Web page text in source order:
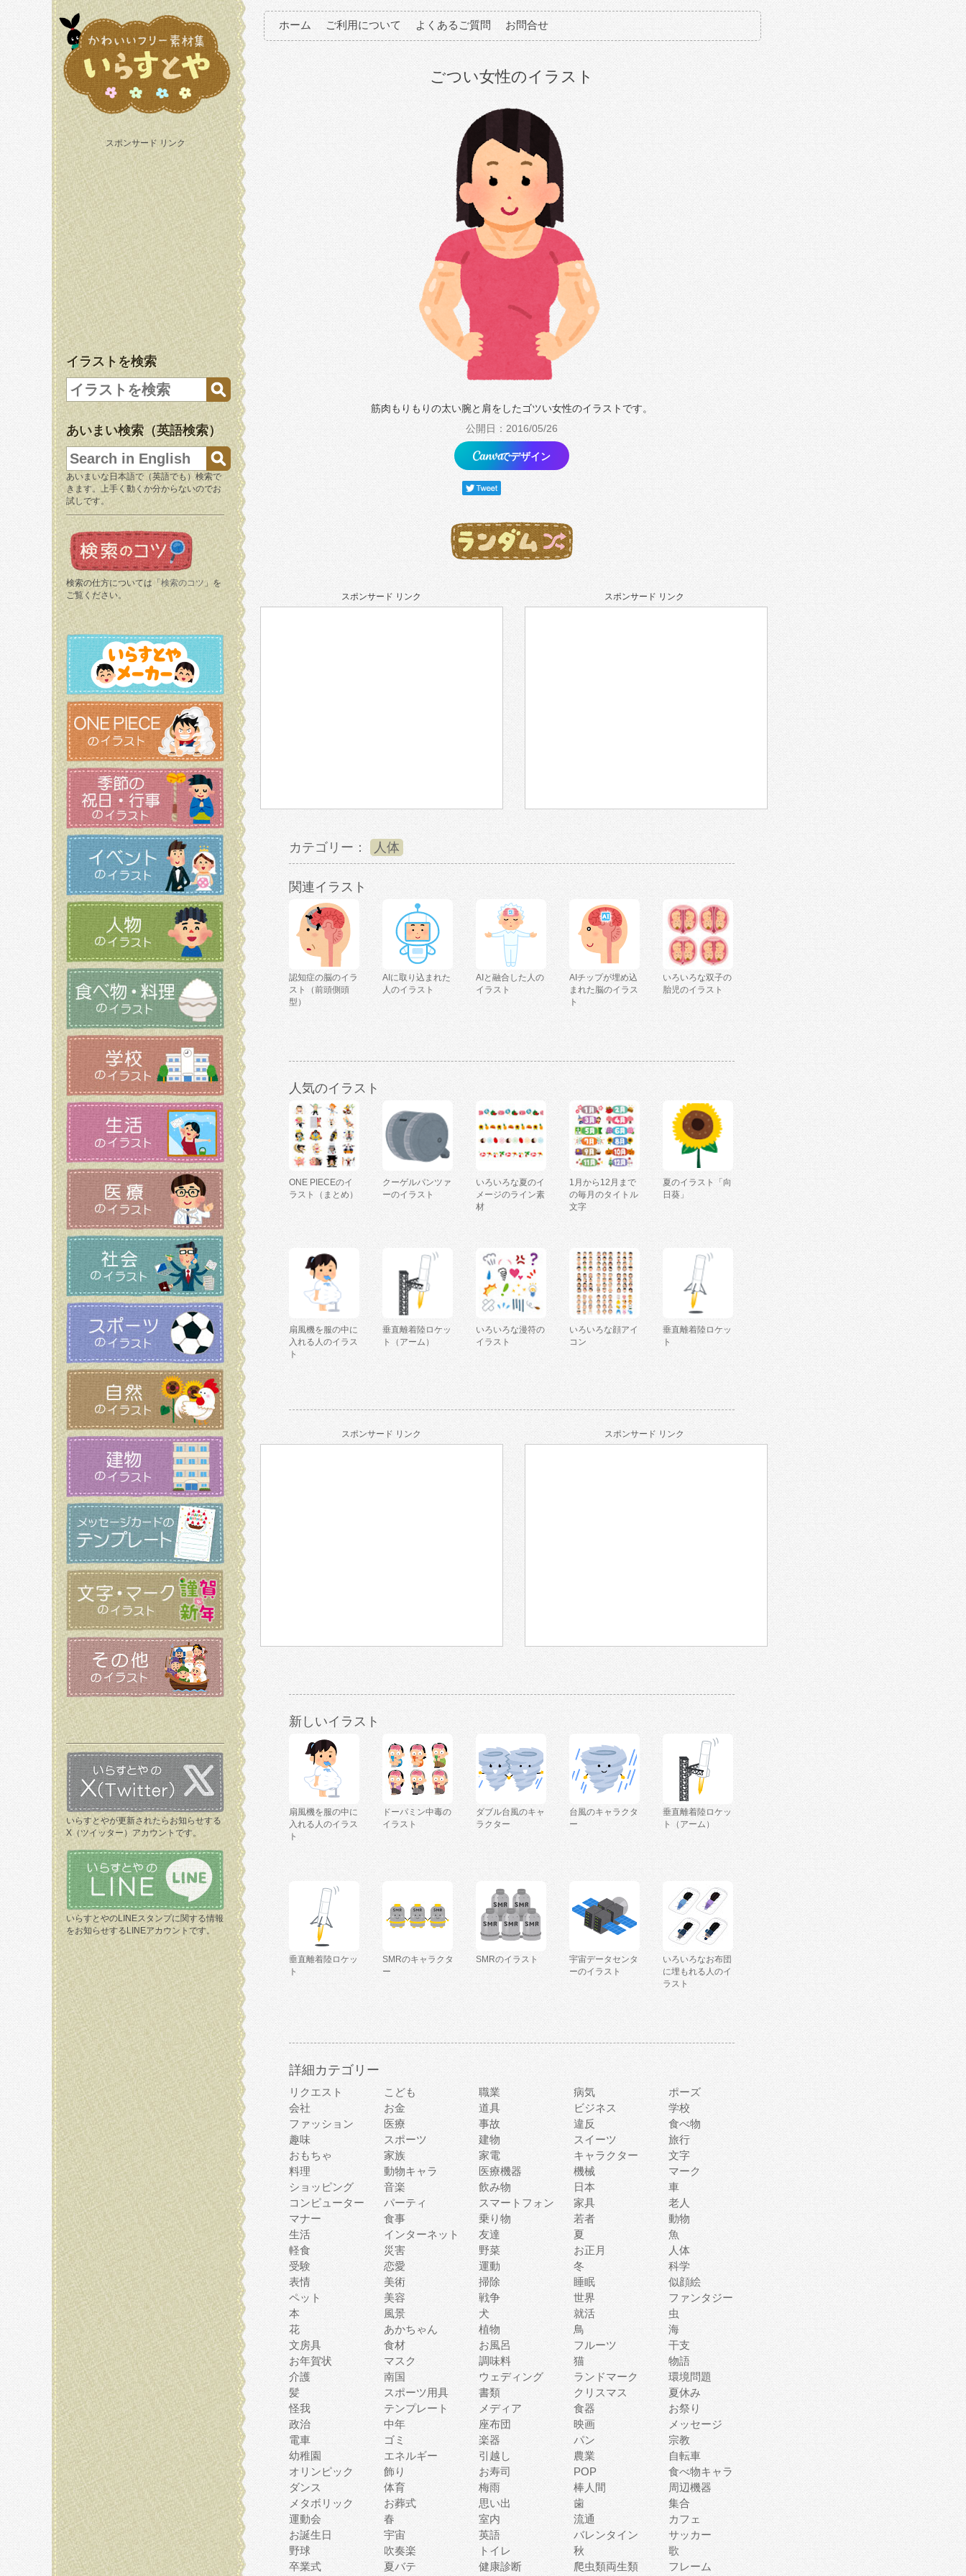
スポンサード リンク
イラストを検索
あいまい検索（英語検索）
あいまいな日本語で（英語でも）検索で
きます。上手く動くか分からないのでお
試しです。
検索の仕方については「 検索のコツ 」を
ご覧ください。
いらすとやが更新されたらお知らせする
X（ツイッター）アカウントです。
いらすとやのLINEスタンプに関する情報
をお知らせするLINEアカウントです。
ホーム ご利用について よくあるご質問 お問合せ
ごつい女性のイラスト
筋肉もりもりの太い腕と肩をしたゴツい女性のイラストです。
公開日：2016/05/26
でデザイン
スポンサード リンク スポンサード リンク
カテゴリー： 人体
関連イラスト
認知症の脳のイラ
スト（前頭側頭
型）
AIに取り込まれた
人のイラスト
AIと融合した人の
イラスト
AIチップが埋め込
まれた脳のイラス
ト
いろいろな双子の
胎児のイラスト
人気のイラスト
ONE PIECEのイ
ラスト（まとめ）
クーゲルパンツァ
ーのイラスト
いろいろな夏のイ
メージのライン素
材
1月から12月まで
の毎月のタイトル
文字
夏のイラスト「向
日葵」
扇風機を服の中に
入れる人のイラス
ト
垂直離着陸ロケッ
ト（アーム）
いろいろな漫符の
イラスト
いろいろな顔アイ
コン
垂直離着陸ロケッ
ト
スポンサード リンク スポンサード リンク
新しいイラスト
扇風機を服の中に
入れる人のイラス
ト
ドーパミン中毒の
イラスト
ダブル台風のキャ
ラクター
台風のキャラクタ
ー
垂直離着陸ロケッ
ト（アーム）
垂直離着陸ロケッ
ト
SMRのキャラクタ
ー
SMRのイラスト
宇宙データセンタ
ーのイラスト
いろいろなお布団
に埋もれる人のイ
ラスト
詳細カテゴリー
リクエスト こども 職業 病気
ポーズ
会社
お金 道具 ビジネス
学校
ファッション
医療 事故 違反
食べ物
趣味
スポーツ 建物 スイーツ
旅行
おもちゃ
家族 家電 キャラクター
文字
料理
動物キャラ 医療機器 機械
マーク
ショッピング
音楽 飲み物 日本
車
コンピューター
パーティ スマートフォン 家具
老人
マナー
食事 乗り物 若者
動物
生活
インターネット 友達 夏
魚
軽食
災害 野菜 お正月
人体
受験
恋愛 運動 冬
科学
表情
美術 掃除 睡眠
似顔絵
ペット
美容 戦争 世界
ファンタジー
本
風景 犬 就活
虫
花
あかちゃん 植物 鳥
海
文房具
食材 お風呂 フルーツ
干支
お年賀状
マスク 調味料 猫
物語
介護
南国 ウェディング ランドマーク
環境問題
髪
スポーツ用具 書類 クリスマス
夏休み
怪我
テンプレート メディア 食器
お祭り
政治
中年 座布団 映画
メッセージ
電車
ゴミ 楽器 パン
宗教
幼稚園
エネルギー 引越し 農業
自転車
オリンピック
飾り お寿司 POP
食べ物キャラ
ダンス
体育 梅雨 棒人間
周辺機器
メタボリック
お葬式 思い出 歯
集合
運動会
春 室内 流通
カフェ
お誕生日
宇宙 英語 バレンタイン
サッカー
野球
吹奏楽 トイレ 秋
歌
卒業式
夏バテ 健康診断 爬虫類両生類 フレーム